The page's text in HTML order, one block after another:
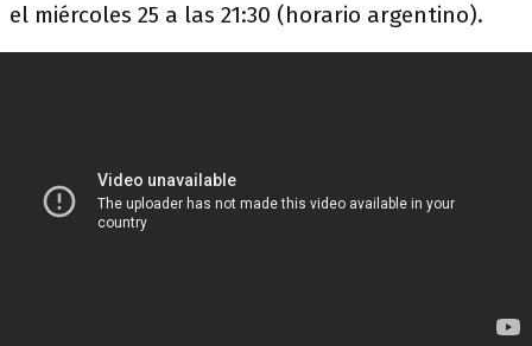
el miércoles 25 a las 21:30 (horario argentino).